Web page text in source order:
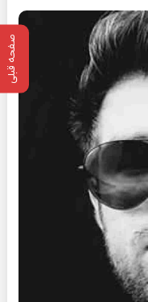
صفحه قبلی